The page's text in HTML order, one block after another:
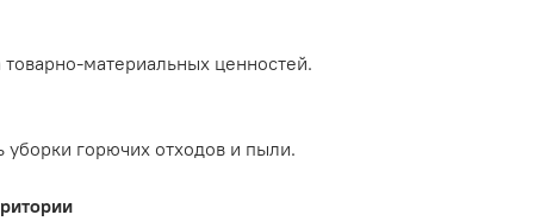
материальных ценностей.
горючих отходов и пыли.